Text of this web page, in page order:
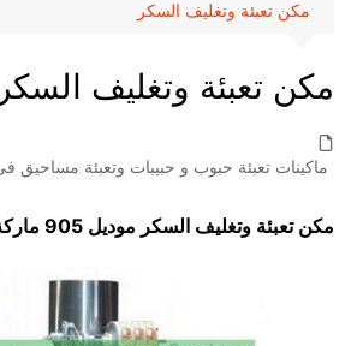
مكن تعبئة وتغليف السكر
مكن تعبئة وتغليف السكر
ماكينات تعبئة حبوب و حبيبات وتعبئة مساحيق
مكن تعبئة وتغليف السكر موديل 905 ماركة